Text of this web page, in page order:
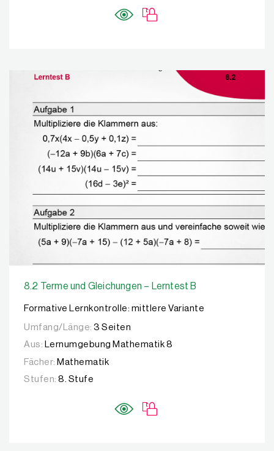
8.2 Terme und Gleichungen – Lerntest B
Formative Lernkontrolle: mittlere Variante
Umfang/Länge: 3 Seiten
Aus: Lernumgebung Mathematik 8
Fächer: Mathematik
Stufen: 8. Stufe